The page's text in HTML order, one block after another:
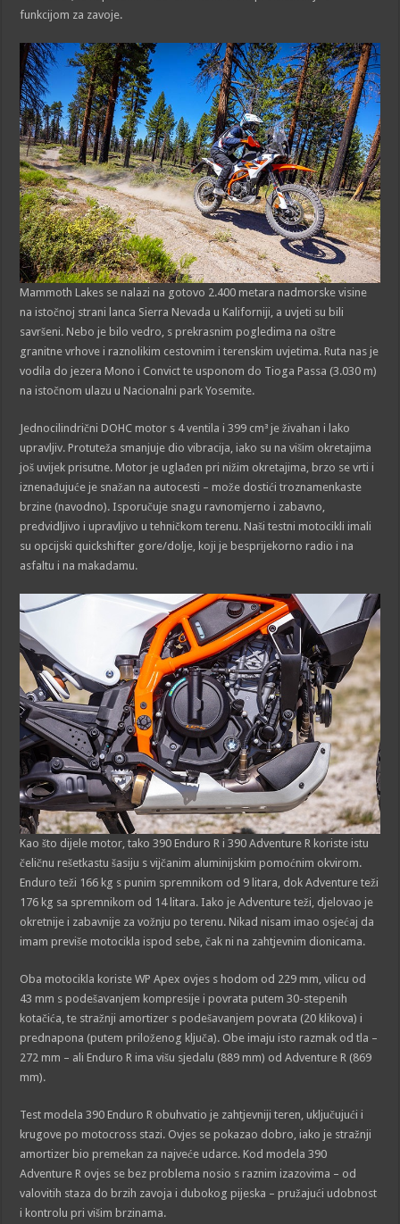
funkcijom za zavoje.
Mammoth Lakes se nalazi na gotovo 2.400 metara nadmorske visine
na istočnoj strani lanca Sierra Nevada u Kaliforniji, a uvjeti su bili
savršeni. Nebo je bilo vedro, s prekrasnim pogledima na oštre
granitne vrhove i raznolikim cestovnim i terenskim uvjetima. Ruta nas je
vodila do jezera Mono i Convict te usponom do Tioga Passa (3.030 m)
na istočnom ulazu u Nacionalni park Yosemite.
Jednocilindrični DOHC motor s 4 ventila i 399 cm³ je živahan i lako
upravljiv. Protuteža smanjuje dio vibracija, iako su na višim okretajima
još uvijek prisutne. Motor je uglađen pri nižim okretajima, brzo se vrti i
iznenađujuće je snažan na autocesti – može dostići troznamenkaste
brzine (navodno). Isporučuje snagu ravnomjerno i zabavno,
predvidljivo i upravljivo u tehničkom terenu. Naši testni motocikli imali
su opcijski quickshifter gore/dolje, koji je besprijekorno radio i na
asfaltu i na makadamu.
Kao što dijele motor, tako 390 Enduro R i 390 Adventure R koriste istu
čeličnu rešetkastu šasiju s vijčanim aluminijskim pomoćnim okvirom.
Enduro teži 166 kg s punim spremnikom od 9 litara, dok Adventure teži
176 kg sa spremnikom od 14 litara. Iako je Adventure teži, djelovao je
okretnije i zabavnije za vožnju po terenu. Nikad nisam imao osjećaj da
imam previše motocikla ispod sebe, čak ni na zahtjevnim dionicama.
Oba motocikla koriste WP Apex ovjes s hodom od 229 mm, vilicu od
43 mm s podešavanjem kompresije i povrata putem 30-stepenih
kotačića, te stražnji amortizer s podešavanjem povrata (20 klikova) i
prednapona (putem priloženog ključa). Obe imaju isto razmak od tla –
272 mm – ali Enduro R ima višu sjedalu (889 mm) od Adventure R (869
mm).
Test modela 390 Enduro R obuhvatio je zahtjevniji teren, uključujući i
krugove po motocross stazi. Ovjes se pokazao dobro, iako je stražnji
amortizer bio premekan za najveće udarce. Kod modela 390
Adventure R ovjes se bez problema nosio s raznim izazovima – od
valovitih staza do brzih zavoja i dubokog pijeska – pružajući udobnost
i kontrolu pri višim brzinama.